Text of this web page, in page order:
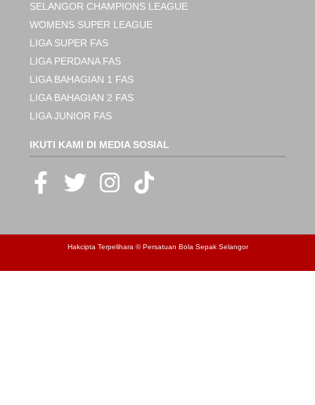
SELANGOR CHAMPIONS LEAGUE
WOMENS SUPER LEAGUE
LIGA SUPER FAS
LIGA PERDANA FAS
LIGA BAHAGIAN 1 FAS
LIGA BAHAGIAN 2 FAS
LIGA JUNIOR FAS
IKUTI KAMI DI MEDIA SOSIAL
Hakcipta Terpelihara © Persatuan Bola Sepak Selangor